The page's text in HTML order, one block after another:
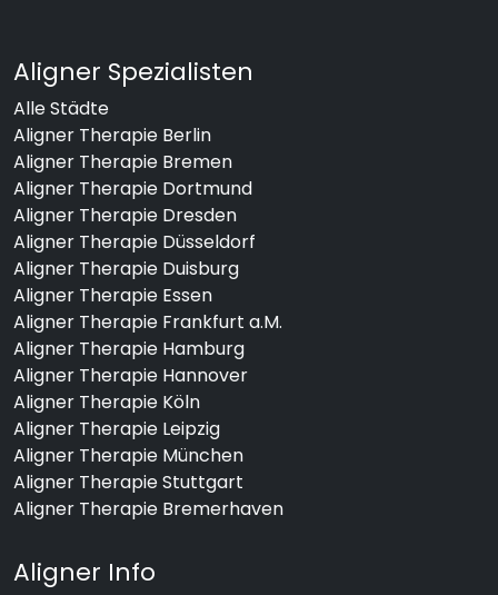
Aligner Spezialisten
Alle Städte
Aligner Therapie Berlin
Aligner Therapie Bremen
Aligner Therapie Dortmund
Aligner Therapie Dresden
Aligner Therapie Düsseldorf
Aligner Therapie Duisburg
Aligner Therapie Essen
Aligner Therapie Frankfurt a.M.
Aligner Therapie Hamburg
Aligner Therapie Hannover
Aligner Therapie Köln
Aligner Therapie Leipzig
Aligner Therapie München
Aligner Therapie Stuttgart
Aligner Therapie Bremerhaven
Aligner Info